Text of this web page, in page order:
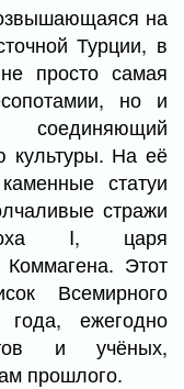
на
Турции, в
просто самая
но и
культуры. На её
статуи
стражи
I, царя
Коммагена. Этот
Всемирного
ежегодно
и учёных,
прошлого.